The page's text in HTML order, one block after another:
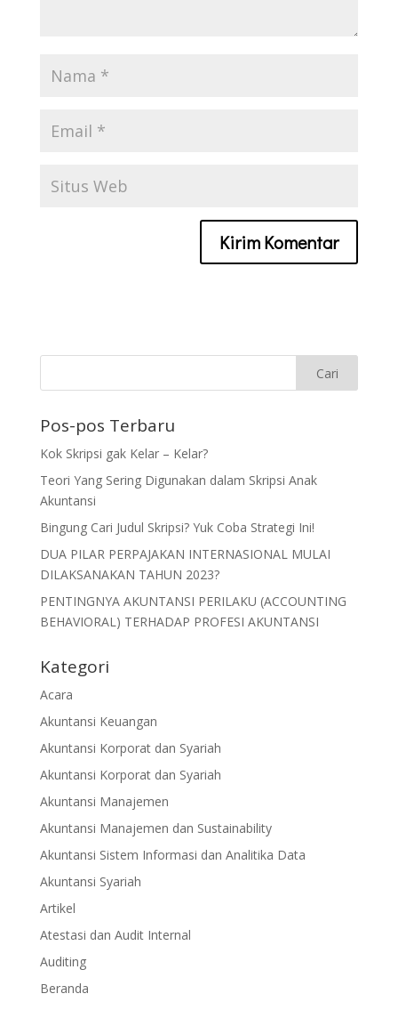
Pos-pos Terbaru
Kok Skripsi gak Kelar – Kelar?
Teori Yang Sering Digunakan dalam Skripsi Anak
Akuntansi
Bingung Cari Judul Skripsi? Yuk Coba Strategi Ini!
DUA PILAR PERPAJAKAN INTERNASIONAL MULAI
DILAKSANAKAN TAHUN 2023?
PENTINGNYA AKUNTANSI PERILAKU (ACCOUNTING
BEHAVIORAL) TERHADAP PROFESI AKUNTANSI
Kategori
Acara
Akuntansi Keuangan
Akuntansi Korporat dan Syariah
Akuntansi Korporat dan Syariah
Akuntansi Manajemen
Akuntansi Manajemen dan Sustainability
Akuntansi Sistem Informasi dan Analitika Data
Akuntansi Syariah
Artikel
Atestasi dan Audit Internal
Auditing
Beranda